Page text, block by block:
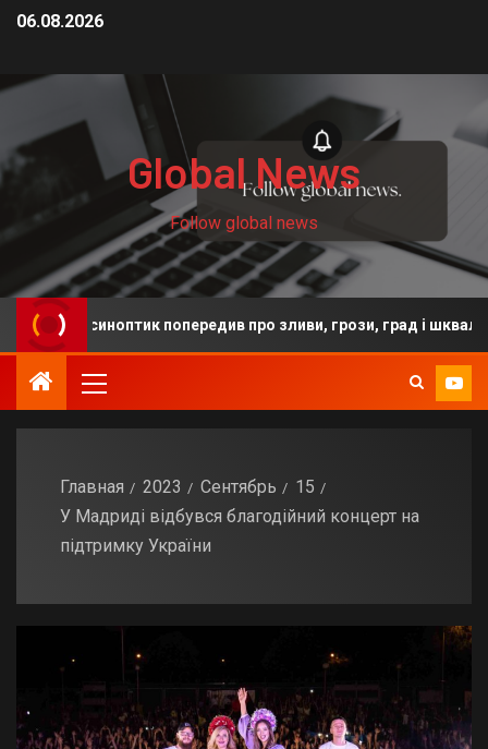
06.08.2026
Global News
Follow global news
синоптик попередив про зливи, грози, град і шквали
Главная 2023 Сентябрь
15
У Мадриді відбувся благодійний концерт на
підтримку України